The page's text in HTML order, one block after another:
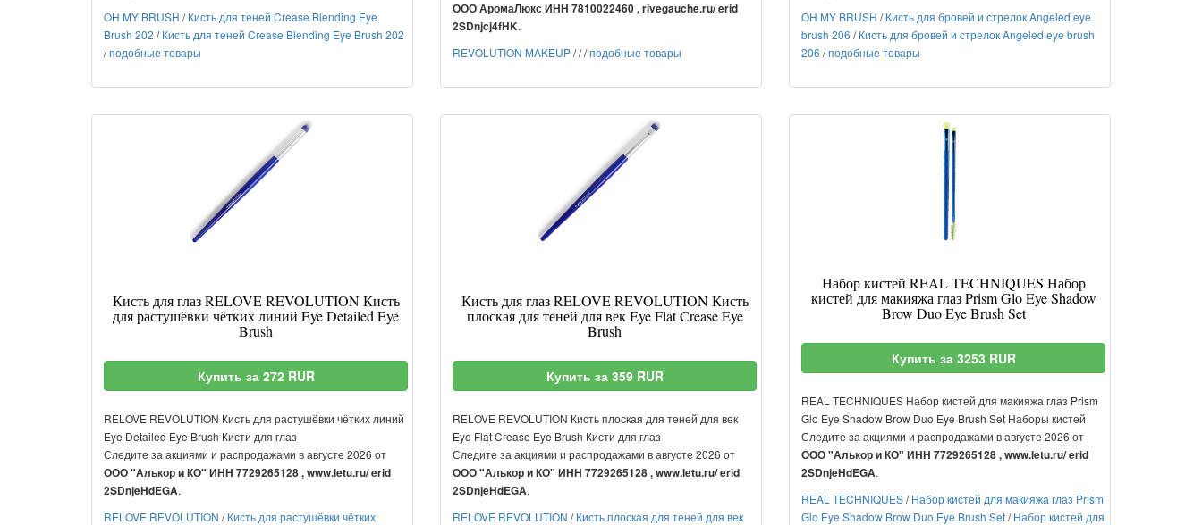
OH MY BRUSH /Кисть для теней Crease Blending Eye
Brush 202 /Кисть для теней Crease Blending Eye Brush 202
/подобные товары
ООО АромаЛюкс ИНН 7810022460 , rivegauche.ru/ erid
2SDnjcj4fHK.
REVOLUTION MAKEUP///подобные товары
OH MY BRUSH /Кисть для бровей и стрелок Angeled eye
brush 206 /Кисть для бровей и стрелок Angeled eye brush
206 /подобные товары
Кисть для глаз RELOVE REVOLUTION Кисть
для растушёвки чётких линий Eye Detailed Eye
Brush
Купить за 272 RUR
RELOVE REVOLUTION Кисть для растушёвки чётких линий
Eye Detailed Eye Brush Кисти для глаз
Следите за акциями и распродажами в августе 2026 от
ООО "Алькор и КО" ИНН 7729265128 , www.letu.ru/ erid
2SDnjeHdEGA.
RELOVE REVOLUTION /Кисть для растушёвки чётких
Кисть для глаз RELOVE REVOLUTION Кисть
плоская для теней для век Eye Flat Crease Eye
Brush
Купить за 359 RUR
RELOVE REVOLUTION Кисть плоская для теней для век
Eye Flat Crease Eye Brush Кисти для глаз
Следите за акциями и распродажами в августе 2026 от
ООО "Алькор и КО" ИНН 7729265128 , www.letu.ru/ erid
2SDnjeHdEGA.
RELOVE REVOLUTION /Кисть плоская для теней для век
Набор кистей REAL TECHNIQUES Набор
кистей для макияжа глаз Prism Glo Eye Shadow
Brow Duo Eye Brush Set
Купить за 3253 RUR
REAL TECHNIQUES Набор кистей для макияжа глаз Prism
Glo Eye Shadow Brow Duo Eye Brush Set Наборы кистей
Следите за акциями и распродажами в августе 2026 от
ООО "Алькор и КО" ИНН 7729265128 , www.letu.ru/ erid
2SDnjeHdEGA.
REAL TECHNIQUES/Набор кистей для макияжа глаз Prism
Glo Eye Shadow Brow Duo Eye Brush Set/Набор кистей для